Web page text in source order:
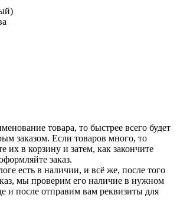
товара, то быстрее всего будет
заказом. Если товаров много, то
их в корзину и затем, как закончите
заказ.
есть в наличии, и всё же, после того
мы проверим его наличие в нужном
и после отправим вам реквизиты для